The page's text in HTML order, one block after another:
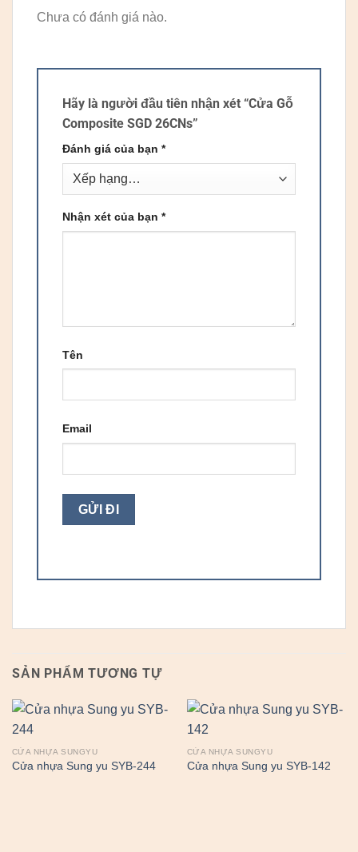
Chưa có đánh giá nào.
Hãy là người đầu tiên nhận xét “Cửa Gỗ
Composite SGD 26CNs”
Đánh giá của bạn *
Nhận xét của bạn *
Tên
Email
SẢN PHẨM TƯƠNG TỰ
CỬA NHỰA SUNGYU
Cửa nhựa Sung yu SYB-244
CỬA NHỰA SUNGYU
Cửa nhựa Sung yu SYB-142